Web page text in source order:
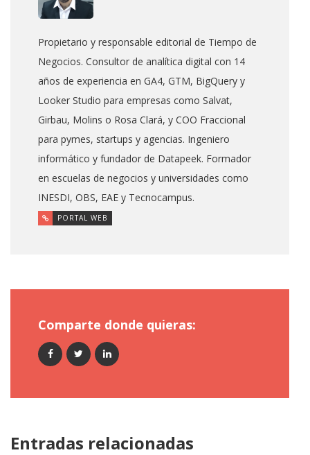
Propietario y responsable editorial de Tiempo de
Negocios. Consultor de analítica digital con 14
años de experiencia en GA4, GTM, BigQuery y
Looker Studio para empresas como Salvat,
Girbau, Molins o Rosa Clará, y COO Fraccional
para pymes, startups y agencias. Ingeniero
informático y fundador de Datapeek. Formador
en escuelas de negocios y universidades como
INESDI, OBS, EAE y Tecnocampus.
PORTAL WEB
Comparte donde quieras:
Entradas relacionadas